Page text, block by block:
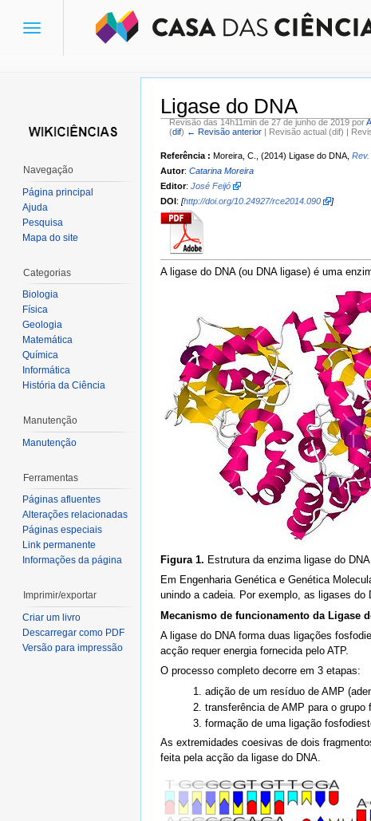
Ligase do DNA
Revisão das 14h11min de 27 de junho de 2019 por
(dif) ← Revisão anterior| Revisão actual (dif) |
Referência : Moreira, C., (2014) Ligase do DNA, Rev.
Autor: Catarina Moreira
Editor: José Feijó
DOI: [http://doi.org/10.24927/rce2014.090 ]
A ligase do DNA (ou DNA ligase) é uma
Figura 1. Estrutura da enzima ligase do DNA
Em Engenharia Genética e Genética
unindo a cadeia. Por exemplo, as ligases
Mecanismo de funcionamento da Ligase
A ligase do DNA forma duas ligações
acção requer energia fornecida pelo ATP.
O processo completo decorre em 3 etapas:
adição de um resíduo de AMP
transferência de AMP para o
formação de uma ligação
As extremidades coesivas de dois
feita pela acção da ligase do DNA.
Toggle
Navegação
Página principal
Ajuda
Pesquisa
Mapa do site
Categorias
Biologia
Física
Geologia
Matemática
Química
Informática
História da Ciência
Manutenção
Manutenção
Ferramentas
Páginas afluentes
Alterações relacionadas
Páginas especiais
Link permanente
Informações da página
Imprimir/exportar
Criar um livro
Descarregar como PDF
Versão para impressão